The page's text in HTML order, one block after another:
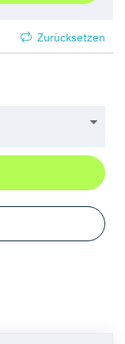
Zurücksetzen